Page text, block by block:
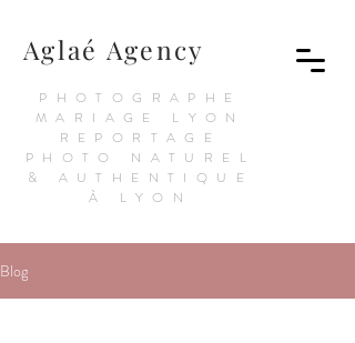
Aglaé Agency
PHOTOGRAPHE
MARIAGE LYON
REPORTAGE
PHOTO NATUREL
& AUTHENTIQUE
À LYON
Blog